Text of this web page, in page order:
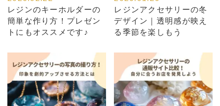
レジンのキーホルダーの
簡単な作り方！プレゼン
トにもオススメです♪
レジンアクセサリーの冬
デザイン｜透明感が映え
る季節を楽しもう